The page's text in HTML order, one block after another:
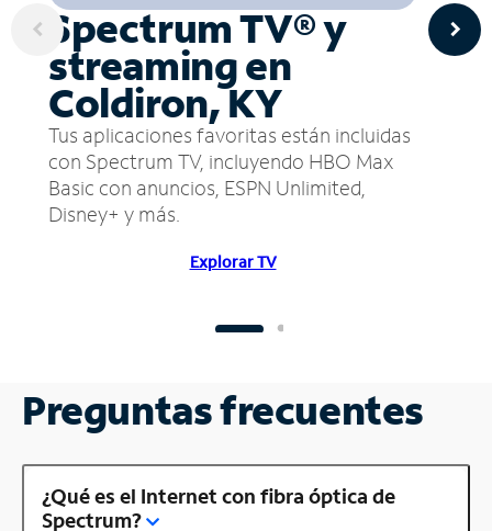
Spectrum TV® y
streaming en
Coldiron, KY
Tus aplicaciones favoritas están incluidas
con Spectrum TV, incluyendo HBO Max
Basic con anuncios, ESPN Unlimited,
Disney+ y más.
Explorar TV
Preguntas frecuentes
¿Qué es el Internet con fibra óptica de
Spectrum?